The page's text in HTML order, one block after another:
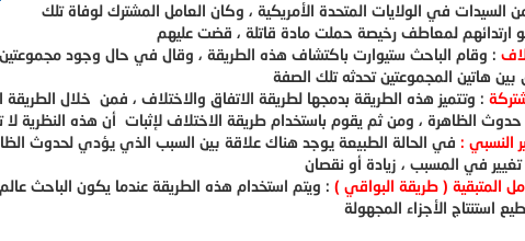
السيدات في الولايات المتحدة الأمريكية ، وكان العامل المشترك لوفاة تلك
: وقام الباحث ستيوارت باكتشاف هذه الطريقة ، وقال في حال وجود مجموعتين
: وتتميز هذه الطريقة بدمجها لطريقة الاتفاق والاختلاف ، فمن خلال
النسبي : في الحالة الطبيعة يوجد هناك علاقة بين السبب الذي يؤدي لحدوث
المتبقية ( طريقة البواقي ) : ويتم استخدام هذه الطريقة عندما يكون الباحث